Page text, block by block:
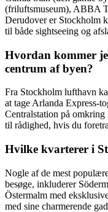
(friluftsmuseum), ABBA
Derudover er Stockholm
til både sightseeing og
Hvordan kommer
centrum af byen?
Fra Stockholm lufthavn
at tage Arlanda Express-
Centralstation på omkring
til rådighed, hvis du
Hvilke kvarterer i
Nogle af de mest
besøge, inkluderer
Östermalm med
med sine charmerende